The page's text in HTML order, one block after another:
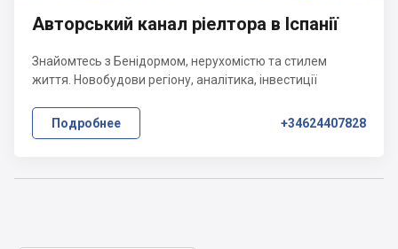
Авторський канал ріелтора в Іспанії
Знайомтесь з Бенідормом, нерухомістю та стилем
життя. Новобудови регіону, аналітика, інвестиції
Подробнее +34624407828